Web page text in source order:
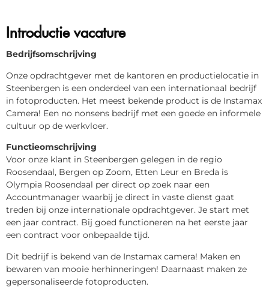
Introductie vacature
Bedrijfsomschrijving
Onze opdrachtgever met de kantoren en productielocatie in
Steenbergen is een onderdeel van een internationaal bedrijf
in fotoproducten. Het meest bekende product is de Instamax
Camera! Een no nonsens bedrijf met een goede en informele
cultuur op de werkvloer.
Functieomschrijving
Voor onze klant in Steenbergen gelegen in de regio
Roosendaal, Bergen op Zoom, Etten Leur en Breda is
Olympia Roosendaal per direct op zoek naar een
Accountmanager waarbij je direct in vaste dienst gaat
treden bij onze internationale opdrachtgever. Je start met
een jaar contract. Bij goed functioneren na het eerste jaar
een contract voor onbepaalde tijd.
Dit bedrijf is bekend van de Instamax camera! Maken en
bewaren van mooie herhinneringen! Daarnaast maken ze
gepersonaliseerde fotoproducten.